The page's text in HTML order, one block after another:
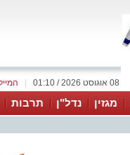
08 אוגוסט 2026 / 01:10
מגזין נדל"ן תרבות